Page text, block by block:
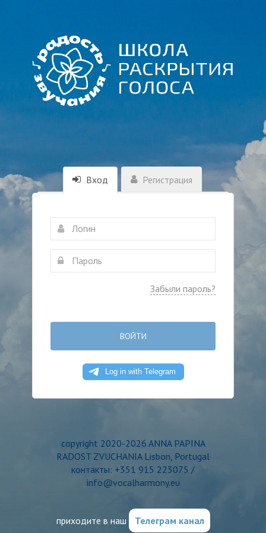
Вход Регистрация
Забыли пароль?
ВОЙТИ
copyright 2020-2026 ANNA PAPINA
RADOST ZVUCHANIA Lisbon, Portugal
контакты: +351 915 223075 /
info@vocalharmony.eu
приходите в наш Телеграм канал